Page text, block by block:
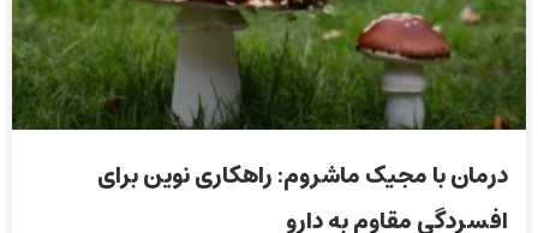
درمان با مجیک ماشروم: راهکاری نوین برای
افسردگی مقاوم به دارو